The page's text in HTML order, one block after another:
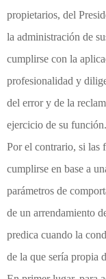
propietarios, del
la administración de
cumplirse con la
profesionalidad y
del error y de la
ejercicio de su función.
Por el contrario, si las
cumplirse en base a
parámetros de
de un arrendamiento
predica cuando la
de la que sería propia